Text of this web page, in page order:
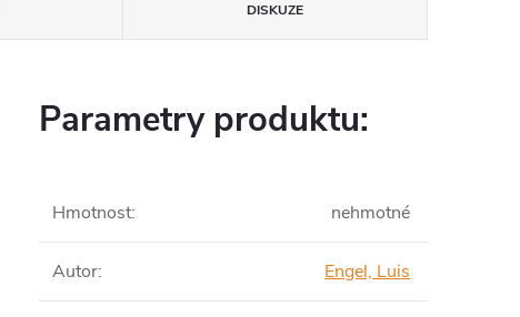
DISKUZE
Parametry produktu:
Hmotnost: nehmotné
Autor: Engel, Luis